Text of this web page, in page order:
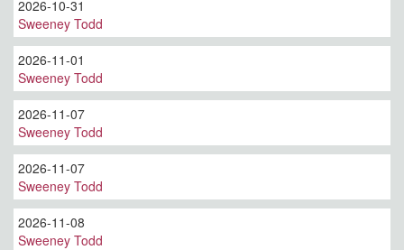
2026-10-31
Sweeney Todd
2026-11-01
Sweeney Todd
2026-11-07
Sweeney Todd
2026-11-07
Sweeney Todd
2026-11-08
Sweeney Todd